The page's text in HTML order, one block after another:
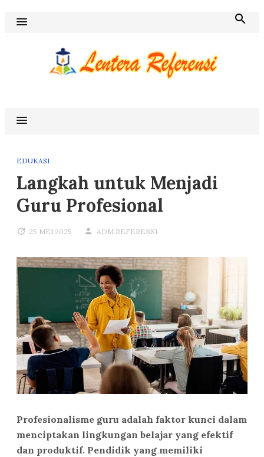
Skip
EDUKASI
Langkah untuk Menjadi
Guru Profesional
25 MEI 2025 ADM REFERENSI
Profesionalisme guru adalah faktor kunci dalam
menciptakan lingkungan belajar yang efektif
dan produktif. Pendidik yang memiliki